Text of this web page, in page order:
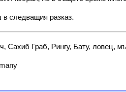
следващия разказ.
Сахиб Граб, Рингу, Бату, ловец,